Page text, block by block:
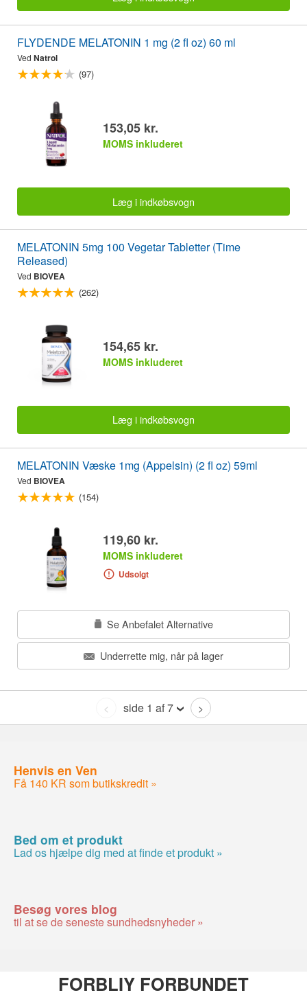
FLYDENDE MELATONIN 1 mg (2 fl oz) 60 ml
Ved Natrol
(97)
153,05 kr.
MOMS inkluderet
Læg i indkøbsvogn
MELATONIN 5mg 100 Vegetar Tabletter (Time
Released)
Ved BIOVEA
(262)
154,65 kr.
MOMS inkluderet
Læg i indkøbsvogn
MELATONIN Væske 1mg (Appelsin) (2 fl oz) 59ml
Ved BIOVEA
(154)
119,60 kr.
MOMS inkluderet
Udsolgt
Se Anbefalet Alternative
Underrette mig, når på lager
< side 1 af 7 >
Henvis en Ven
Få 140 KR som butikskredit »
Bed om et produkt
Lad os hjælpe dig med at finde et produkt »
Besøg vores blog
til at se de seneste sundhedsnyheder »
FORBLIY FORBUNDET